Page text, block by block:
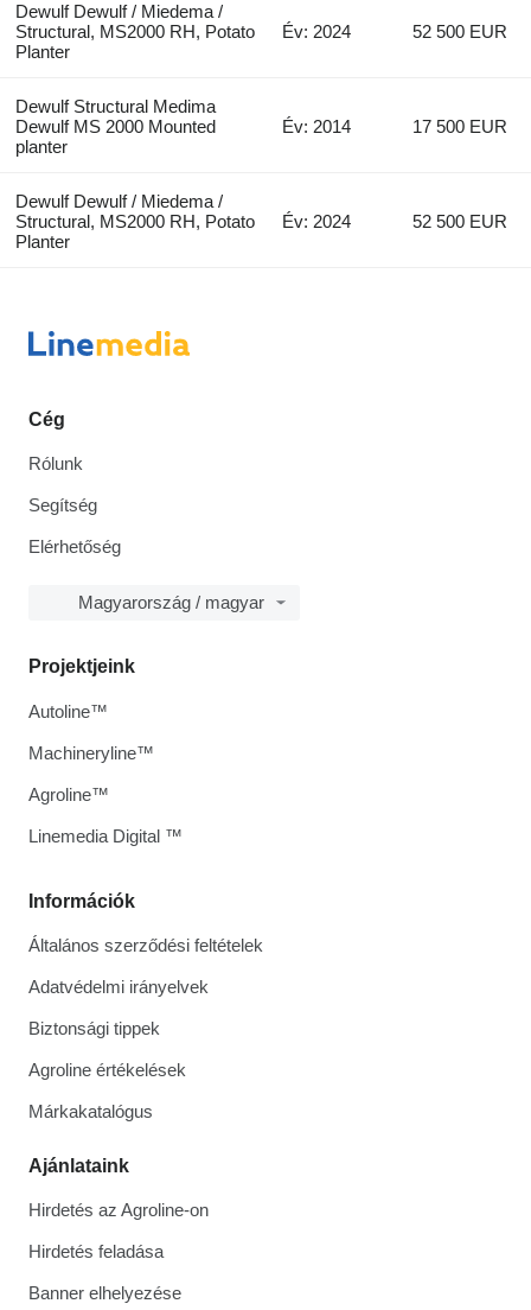
Dewulf Dewulf / Miedema /
Structural, MS2000 RH, Potato
Planter
Év: 2024 52 500 EUR
Dewulf Structural Medima
Dewulf MS 2000 Mounted
planter
Év: 2014 17 500 EUR
Dewulf Dewulf / Miedema /
Structural, MS2000 RH, Potato
Planter
Év: 2024 52 500 EUR
Cég
Rólunk
Segítség
Elérhetőség
Magyarország / magyar
Információk
Általános szerződési feltételek
Adatvédelmi irányelvek
Biztonsági tippek
Agroline értékelések
Márkakatalógus
Ajánlataink
Hirdetés az Agroline-on
Hirdetés feladása
Banner elhelyezése
Projektjeink
Autoline™
Machineryline™
Agroline™
Linemedia Digital ™